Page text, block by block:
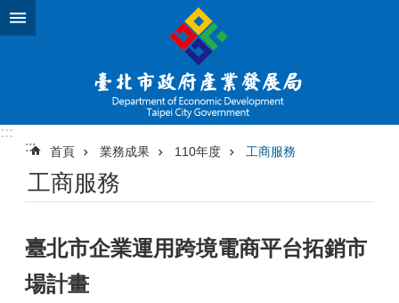
跳到主要內容區塊
:::
:::
首頁 業務成果 110年度 工商服務
工商服務
臺北市企業運用跨境電商平台拓銷市
場計畫